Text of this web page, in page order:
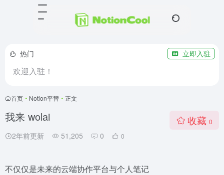
热门 立即入驻
欢迎入驻！
首页 • Notion平替 • 正文
我来 wolai
2年前更新 51,205 0 0
收藏 0
不仅仅是未来的云端协作平台与个人笔记